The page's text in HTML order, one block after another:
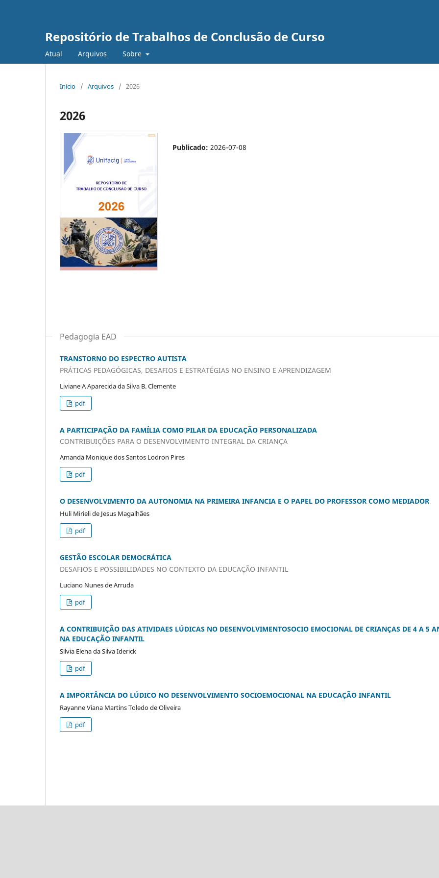
Repositório de Trabalhos de Conclusão de Curso
Atual Arquivos Sobre
Início / Arquivos / 2026
2026
Publicado: 2026-07-08
Pedagogia EAD
TRANSTORNO DO ESPECTRO AUTISTA
PRÁTICAS PEDAGÓGICAS, DESAFIOS E ESTRATÉGIAS NO ENSINO E APRENDIZAGEM
Liviane A Aparecida da Silva B. Clemente
pdf
A PARTICIPAÇÃO DA FAMÍLIA COMO PILAR DA EDUCAÇÃO PERSONALIZADA
CONTRIBUIÇÕES PARA O DESENVOLVIMENTO INTEGRAL DA CRIANÇA
Amanda Monique dos Santos Lodron Pires
pdf
O DESENVOLVIMENTO DA AUTONOMIA NA PRIMEIRA INFANCIA E O PAPEL DO PROFESSOR COMO MEDIADOR
Huli Mirieli de Jesus Magalhães
pdf
GESTÃO ESCOLAR DEMOCRÁTICA
DESAFIOS E POSSIBILIDADES NO CONTEXTO DA EDUCAÇÃO INFANTIL
Luciano Nunes de Arruda
pdf
A CONTRIBUIÇÃO DAS ATIVIDAES LÚDICAS NO DESENVOLVIMENTOSOCIO EMOCIONAL DE CRIANÇAS DE 4 A 5
NA EDUCAÇÃO INFANTIL
Silvia Elena da Silva Iderick
pdf
A IMPORTÂNCIA DO LÚDICO NO DESENVOLVIMENTO SOCIOEMOCIONAL NA EDUCAÇÃO INFANTIL
Rayanne Viana Martins Toledo de Oliveira
pdf